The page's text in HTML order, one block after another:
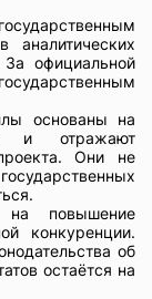
официальной
основаны на
и отражают
Они не
на повышение
конкуренции.
об
остаётся на